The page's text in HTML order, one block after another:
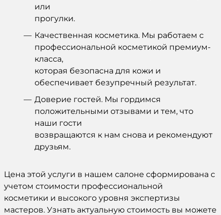
или
прогулки.
Качественная косметика. Мы работаем с
профессиональной косметикой премиум-
класса,
которая безопасна для кожи и
обеспечивает безупречный результат.
Доверие гостей. Мы гордимся
положительными отзывами и тем, что
наши гости
возвращаются к нам снова и рекомендуют
друзьям.
Цена этой услуги в нашем салоне сформирована с
учетом стоимости профессиональной
косметики и высокого уровня экспертизы
мастеров. Узнать актуальную стоимость вы можете